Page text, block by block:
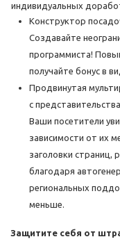
индивидуальных
Конструктор
Создавайте
программиста!
получайте бонус в
Продвинутая
с
Ваши посетители
зависимости от их
заголовки страниц,
благодаря
региональных
меньше.
Защитите себя от